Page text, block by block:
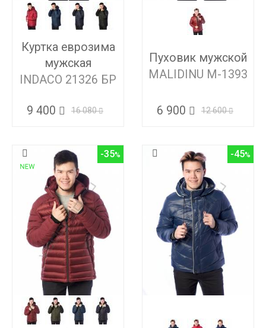
Куртка еврозима
мужская
INDACO 21326 БР
9 400 16 080
Пуховик мужской
MALIDINU M-1393
6 900 12 600
-35 -45